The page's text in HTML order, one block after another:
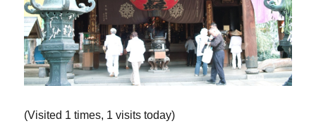
(Visited 1 times, 1 visits today)